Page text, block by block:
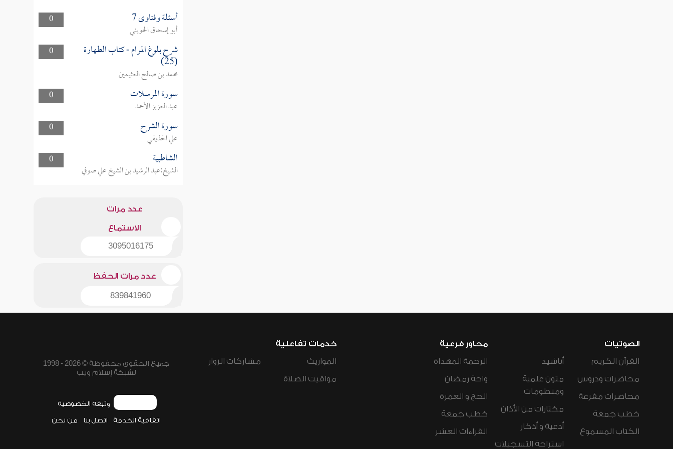
0 أسئلة وفتاوى 7
أبو إسحاق الحويني
0
شرح بلوغ المرام - كتاب الطهارة
(25)
محمد بن صالح العثيمين
0
سورة المرسلات
عبد العزيز الأحمد
0
سورة الشرح
علي الحذيفي
0
الشاطبية
الشيخ:عبد الرشيد بن الشيخ علي صوفي
عدد مرات
الاستماع
3095016175
عدد مرات الحفظ
839841960
الصوتيات
القرآن الكريم
محاضرات ودروس
محاضرات مفرغة
خطب جمعة
الكتاب المسموع
أناشيد
متون علمية
ومنظومات
مختارات من الأذان
أدعية و أذكار
استراحة التسجيلات
محاور فرعية
الرحمة المهداة
واحة رمضان
الحج و العمرة
خطب جمعة
القراءات العشر
خدمات تفاعلية
المواريث
مواقيت الصلاة
مشاركات الزوار
جميع الحقوق محفوظة © 2026 - 1998
لشبكة إسلام ويب
وثيقة الخصوصية
اتفاقية الخدمة اتصل بنا من نحن